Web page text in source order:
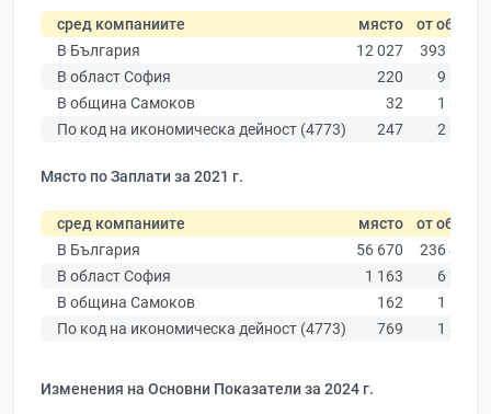
сред компаниите място от общо
В България
12 027
393 881
В област София
220
9 666
В община Самоков
32
1 899
По код на икономическа дейност (4773)
247 2 313
Място по Заплати за 2021 г.
сред компаниите място от общо
В България
56 670
236 445
В област София
1 163
6 224
В община Самоков
162
1 177
По код на икономическа дейност (4773)
769 1 806
Изменения на Основни Показатели за 2024 г.